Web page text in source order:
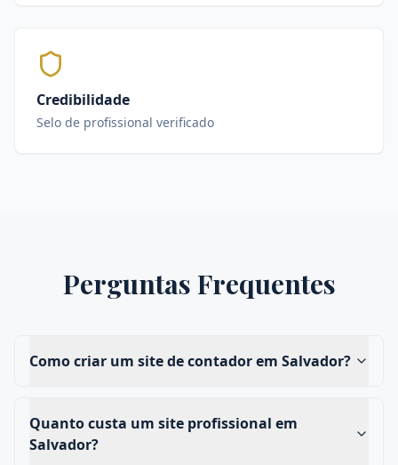
Credibilidade
Selo de profissional verificado
Perguntas Frequentes
Como criar um site de contador em Salvador?
Quanto custa um site profissional em
Salvador?